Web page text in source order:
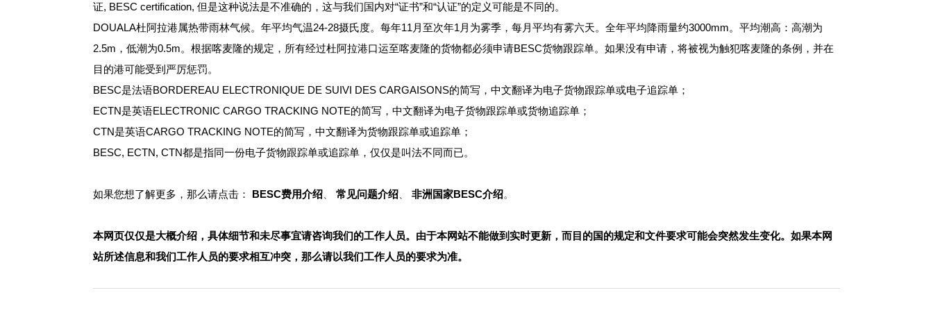
证, BESC certification, 但是这种说法是不准确的，这与我们国内对“证书”和“认证”的定义可能是不同的。
DOUALA杜阿拉港属热带雨林气候。年平均气温24-28摄氏度。每年11月至次年1月为雾季，每月平均有雾六天。全年平均降雨量约3000mm。平均潮高：高潮为
2.5m，低潮为0.5m。根据喀麦隆的规定，所有经过杜阿拉港口运至喀麦隆的货物都必须申请BESC货物跟踪单。如果没有申请，将被视为触犯喀麦隆的条例，并在
目的港可能受到严厉惩罚。
BESC是法语BORDEREAU ELECTRONIQUE DE SUIVI DES CARGAISONS的简写，中文翻译为电子货物跟踪单或电子追踪单；
ECTN是英语ELECTRONIC CARGO TRACKING NOTE的简写，中文翻译为电子货物跟踪单或货物追踪单；
CTN是英语CARGO TRACKING NOTE的简写，中文翻译为货物跟踪单或追踪单；
BESC, ECTN, CTN都是指同一份电子货物跟踪单或追踪单，仅仅是叫法不同而已。
如果您想了解更多，那么请点击： BESC费用介绍 、常见问题介绍 、非洲国家BESC介绍。
本网页仅仅是大概介绍，具体细节和未尽事宜请咨询我们的工作人员。由于本网站不能做到实时更新，而目的国的规定和文件要求可能会突然发生变化。如果本网
站所述信息和我们工作人员的要求相互冲突，那么请以我们工作人员的要求为准。